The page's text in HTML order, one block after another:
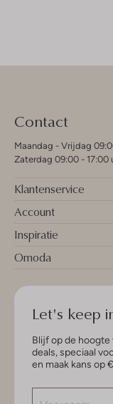
Contact
Maandag - Vrijdag
Zaterdag 09:00 - 17:00
Klantenservice
Account
Inspiratie
Omoda
Let's keep
Blijf op de
deals, speciaal
en maak kans op